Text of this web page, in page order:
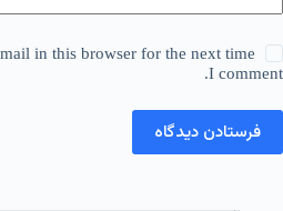
in this browser for the next time
I comment.
فرستادن دیدگاه